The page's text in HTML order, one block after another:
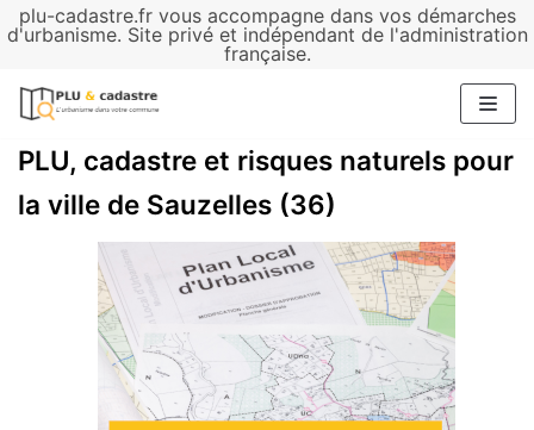
plu-cadastre.fr vous accompagne dans vos démarches
d'urbanisme. Site privé et indépendant de l'administration
française.
Aller
contenu
PLU, cadastre et risques naturels pour
la ville de Sauzelles (36)